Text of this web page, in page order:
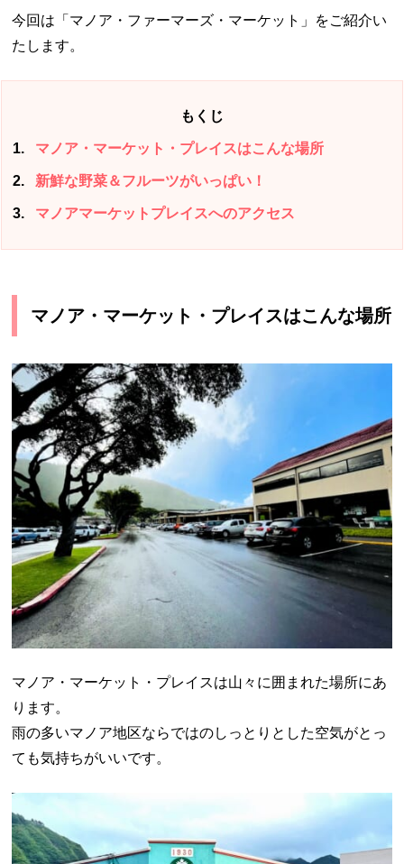
今回は「マノア・ファーマーズ・マーケット」をご紹介い
たします。
もくじ
1 マノア・マーケット・プレイスはこんな場所
2 新鮮な野菜＆フルーツがいっぱい！
3 マノアマーケットプレイスへのアクセス
マノア・マーケット・プレイスはこんな場所
マノア・マーケット・プレイスは山々に囲まれた場所にあ
ります。
雨の多いマノア地区ならではのしっとりとした空気がとっ
ても気持ちがいいです。